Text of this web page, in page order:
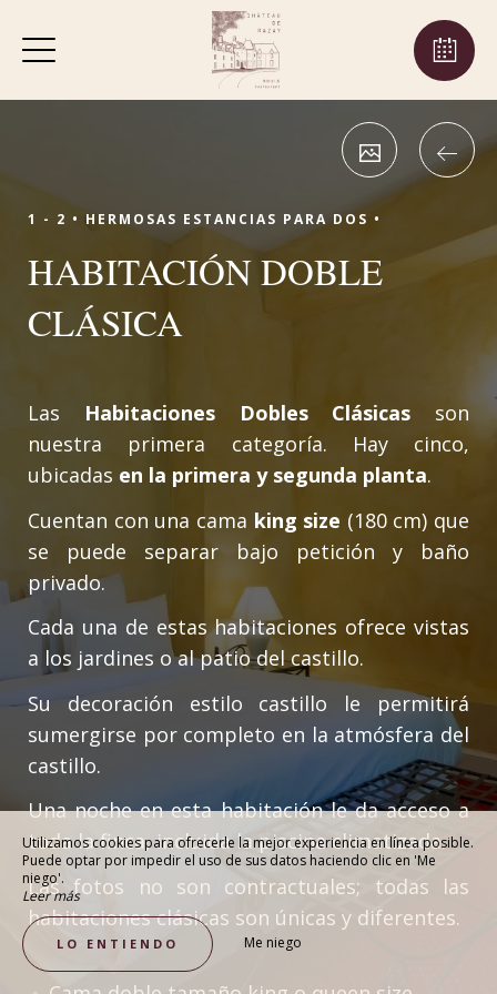
1 - 2 •HERMOSAS ESTANCIAS PARA DOS •
HABITACIÓN DOBLE
CLÁSICA
Las Habitaciones Dobles Clásicas son
nuestra primera categoría. Hay cinco,
ubicadas en la primera y segunda planta.
Cuentan con una cama king size (180 cm) que
se puede separar bajo petición y baño
privado.
Cada una de estas habitaciones ofrece vistas
a los jardines o al patio del castillo.
Su decoración estilo castillo le permitirá
sumergirse por completo en la atmósfera del
castillo.
Una noche en esta habitación le da acceso a
toda la finca, incluida la piscina climatizada.
Las fotos no son contractuales; todas las
habitaciones clásicas son únicas y diferentes.
Utilizamos cookies para ofrecerle la mejor experiencia en línea posible.
Puede optar por impedir el uso de sus datos haciendo clic en 'Me
niego'.
Leer más
LO ENTIENDO Me niego